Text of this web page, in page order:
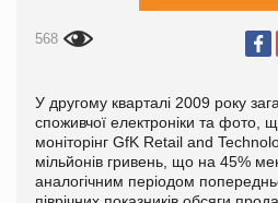
568
У другому кварталі 2009 року
споживчої електроніки та фото,
моніторінг GfK Retail and
мільйонів гривень, що на 45%
аналогічним періодом